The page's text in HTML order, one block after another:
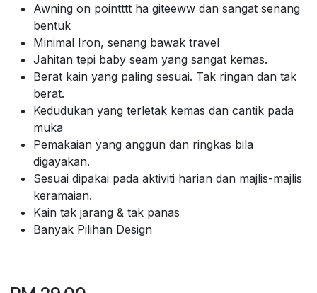
Awning on pointttt ha giteeww dan sangat senang
bentuk
Minimal Iron, senang bawak travel
Jahitan tepi baby seam yang sangat kemas.
Berat kain yang paling sesuai. Tak ringan dan tak
berat.
Kedudukan yang terletak kemas dan cantik pada
muka
Pemakaian yang anggun dan ringkas bila
digayakan.
Sesuai dipakai pada aktiviti harian dan majlis-majlis
keramaian.
Kain tak jarang & tak panas
Banyak Pilihan Design